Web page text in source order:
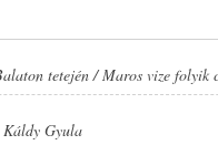
tetején / Maros vize folyik
Káldy Gyula